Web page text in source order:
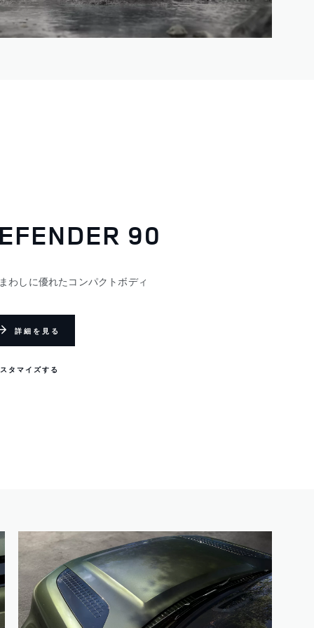
90
わしに優れたコンパクトボディ
詳細を見る
タマイズする